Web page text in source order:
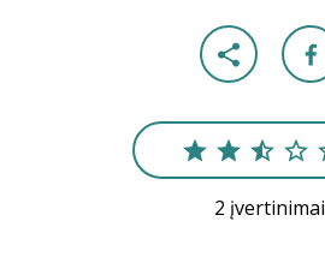
2 įvertinimai